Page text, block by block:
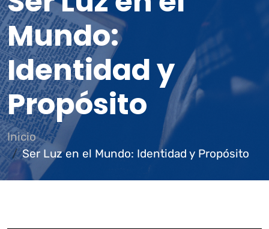
Mundo:
Identidad y
Propósito
Inicio
Ser Luz en el Mundo: Identidad y Propósito